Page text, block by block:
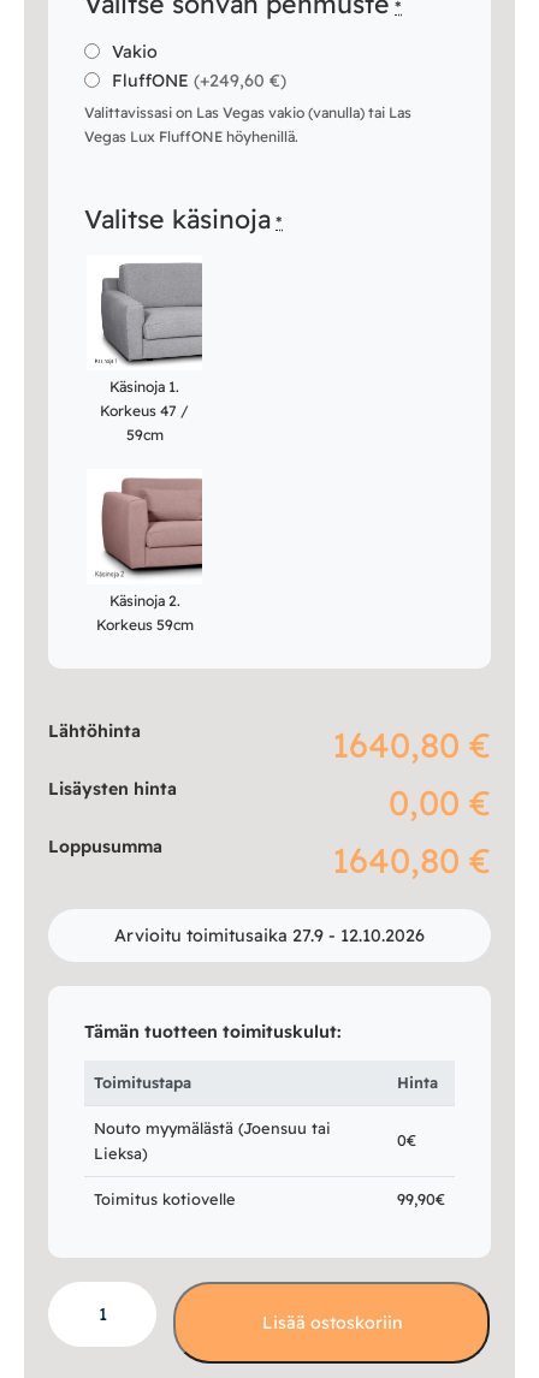
*
Vakio
FluffONE (+249,60 €)
Valittavissasi on Las Vegas vakio (vanulla) tai Las
Vegas Lux FluffONE höyhenillä.
Valitse käsinoja *
Käsinoja 1.
Korkeus 47 /
59cm
Käsinoja 2.
Korkeus 59cm
Lähtöhinta 1640,80 €
Lisäysten hinta 0,00 €
Loppusumma 1640,80 €
Arvioitu toimitusaika 27.9 - 12.10.2026
Tämän tuotteen toimituskulut:
Toimitustapa Hinta
Nouto myymälästä (Joensuu tai
Lieksa)
0€
Toimitus kotiovelle 99,90€
Las
Vegas
Lisää ostoskoriin